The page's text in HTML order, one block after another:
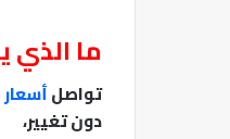
ما الذي
تواصل
دون تغيير،